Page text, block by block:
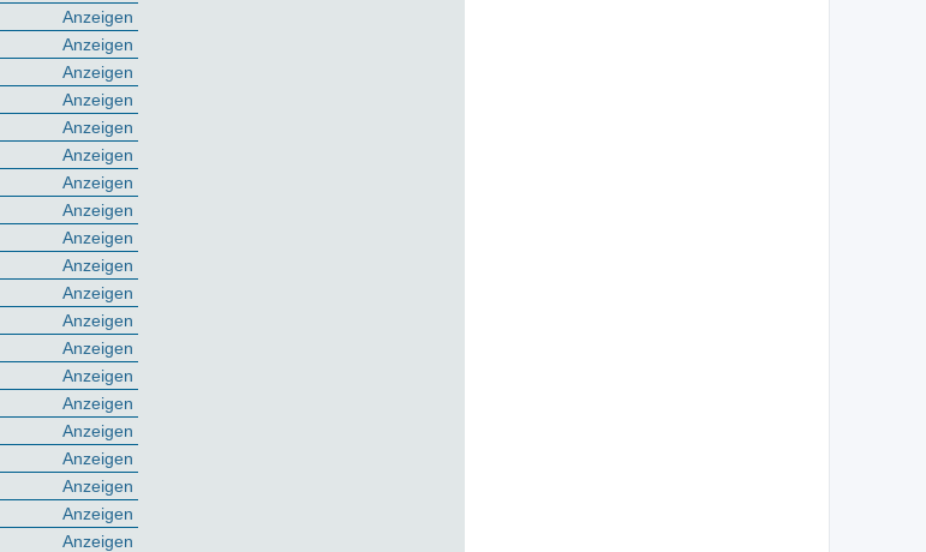
Anzeigen
Anzeigen
Anzeigen
Anzeigen
Anzeigen
Anzeigen
Anzeigen
Anzeigen
Anzeigen
Anzeigen
Anzeigen
Anzeigen
Anzeigen
Anzeigen
Anzeigen
Anzeigen
Anzeigen
Anzeigen
Anzeigen
Anzeigen